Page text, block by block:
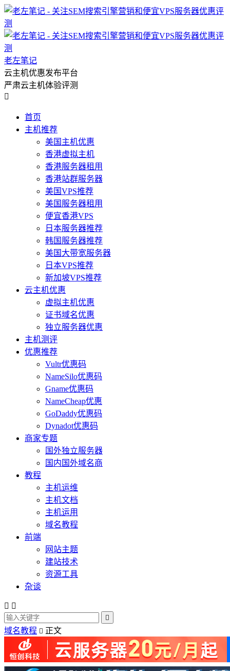
老左笔记
云主机优惠发布平台
严肃云主机体验评测

首页
主机推荐
美国主机优惠
香港虚拟主机
香港服务器租用
香港站群服务器
美国VPS推荐
美国服务器租用
便宜香港VPS
日本服务器推荐
韩国服务器推荐
美国大带宽服务器
日本VPS推荐
新加坡VPS推荐
云主机优惠
虚拟主机优惠
证书域名优惠
独立服务器优惠
主机测评
优惠推荐
Vultr优惠码
NameSilo优惠码
Gname优惠码
NameCheap优惠
GoDaddy优惠码
Dynadot优惠码
商家专题
国外独立服务器
国内国外域名商
教程
主机运维
主机文档
主机运用
域名教程
前端
网站主题
建站技术
资源工具
杂谈
 

域名教程  正文